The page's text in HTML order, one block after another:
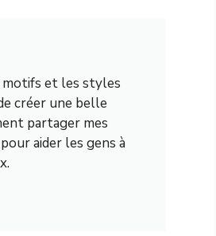
motifs et les styles
créer une belle
partager mes
aider les gens à